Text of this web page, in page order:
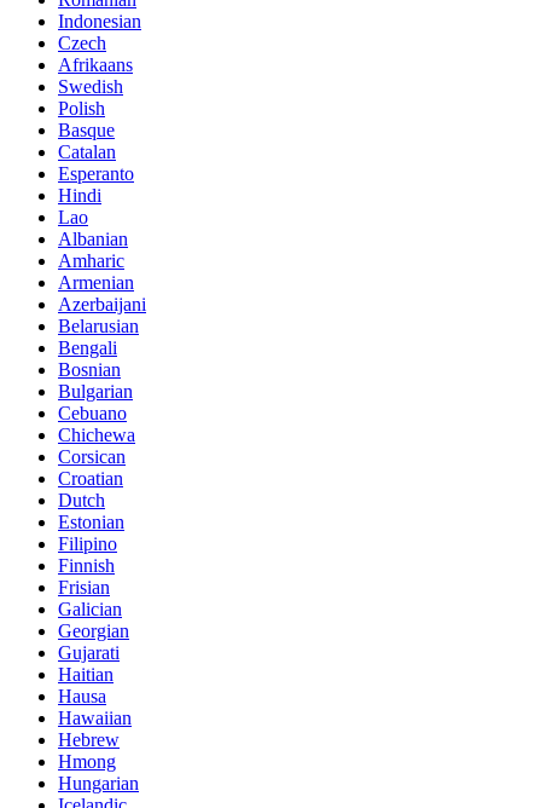
Indonesian
Czech
Afrikaans
Swedish
Polish
Basque
Catalan
Esperanto
Hindi
Lao
Albanian
Amharic
Armenian
Azerbaijani
Belarusian
Bengali
Bosnian
Bulgarian
Cebuano
Chichewa
Corsican
Croatian
Dutch
Estonian
Filipino
Finnish
Frisian
Galician
Georgian
Gujarati
Haitian
Hausa
Hawaiian
Hebrew
Hmong
Hungarian